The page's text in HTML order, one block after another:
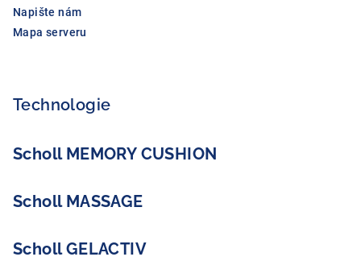
Napište nám
Mapa serveru
Technologie
Scholl MEMORY CUSHION
Scholl MASSAGE
Scholl GELACTIV